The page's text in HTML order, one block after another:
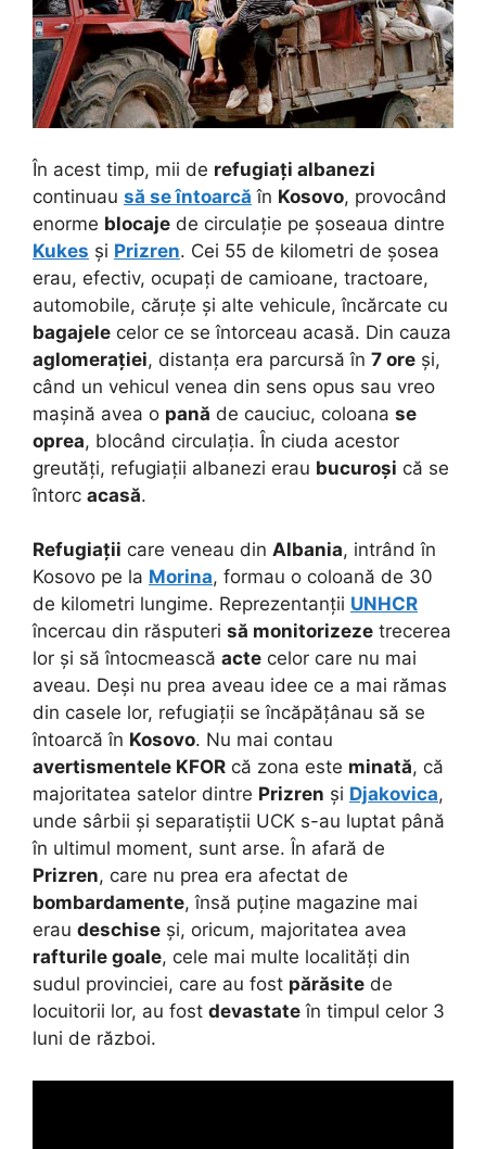
În acest timp, mii de refugiați albanezi
continuau să se întoarcă în Kosovo, provocând
enorme blocaje de circulație pe șoseaua dintre
Kukes și Prizren. Cei 55 de kilometri de șosea
erau, efectiv, ocupați de camioane, tractoare,
automobile, căruțe și alte vehicule, încărcate cu
bagajele celor ce se întorceau acasă. Din cauza
aglomerației, distanța era parcursă în 7 ore și,
când un vehicul venea din sens opus sau vreo
mașină avea o pană de cauciuc, coloana se
oprea, blocând circulația. În ciuda acestor
greutăți, refugiații albanezi erau bucuroși că se
întorc acasă.
Refugiații care veneau din Albania, intrând în
Kosovo pe la Morina, formau o coloană de 30
de kilometri lungime. Reprezentanții UNHCR
încercau din răsputeri să monitorizeze trecerea
lor și să întocmească acte celor care nu mai
aveau. Deși nu prea aveau idee ce a mai rămas
din casele lor, refugiații se încăpățânau să se
întoarcă în Kosovo. Nu mai contau
avertismentele KFOR că zona este minată, că
majoritatea satelor dintre Prizren și Djakovica,
unde sârbii și separatiștii UCK s-au luptat până
în ultimul moment, sunt arse. În afară de
Prizren, care nu prea era afectat de
bombardamente, însă puține magazine mai
erau deschise și, oricum, majoritatea avea
rafturile goale, cele mai multe localități din
sudul provinciei, care au fost părăsite de
locuitorii lor, au fost devastate în timpul celor 3
luni de război.